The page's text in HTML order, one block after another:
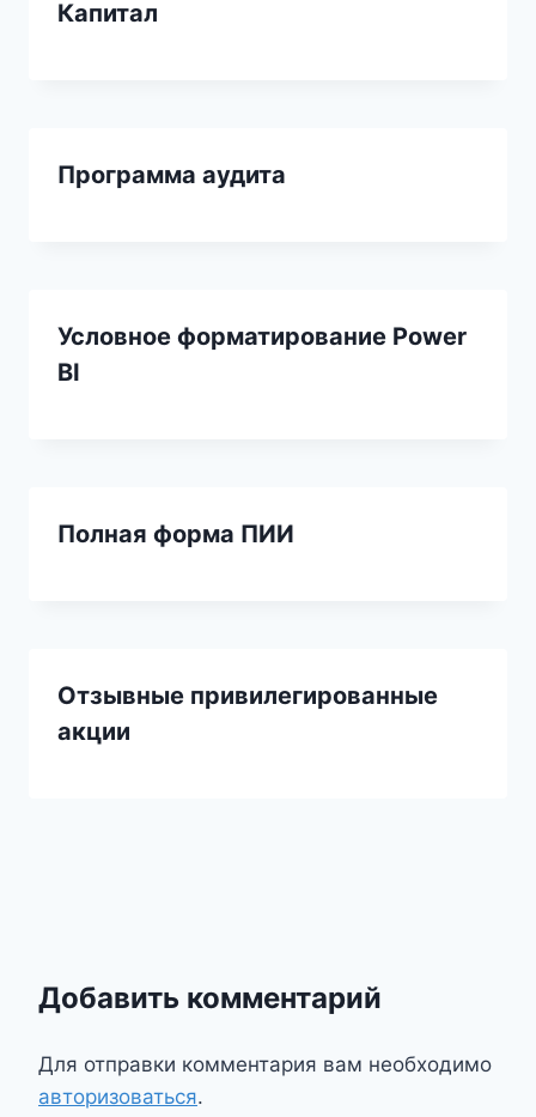
Капитал
Программа аудита
Условное форматирование Power
BI
Полная форма ПИИ
Отзывные привилегированные
акции
Добавить комментарий
Для отправки комментария вам необходимо
авторизоваться.